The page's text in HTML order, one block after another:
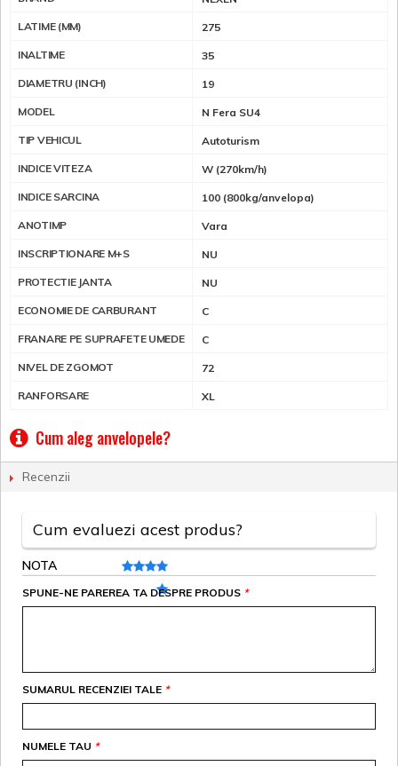
LATIME (MM) 275
INALTIME 35
DIAMETRU (INCH) 19
MODEL N Fera SU4
TIP VEHICUL Autoturism
INDICE VITEZA W (270km/h)
INDICE SARCINA 100 (800kg/anvelopa)
ANOTIMP Vara
INSCRIPTIONARE M+S NU
PROTECTIE JANTA NU
ECONOMIE DE CARBURANT C
FRANARE PE SUPRAFETE UMEDE C
NIVEL DE ZGOMOT 72
RANFORSARE XL
Cum aleg anvelopele?
Recenzii
Cum evaluezi acest produs?
NOTA
*
SPUNE-NE PAREREA TA DESPRE PRODUS
*
SUMARUL RECENZIEI TALE
*
NUMELE TAU